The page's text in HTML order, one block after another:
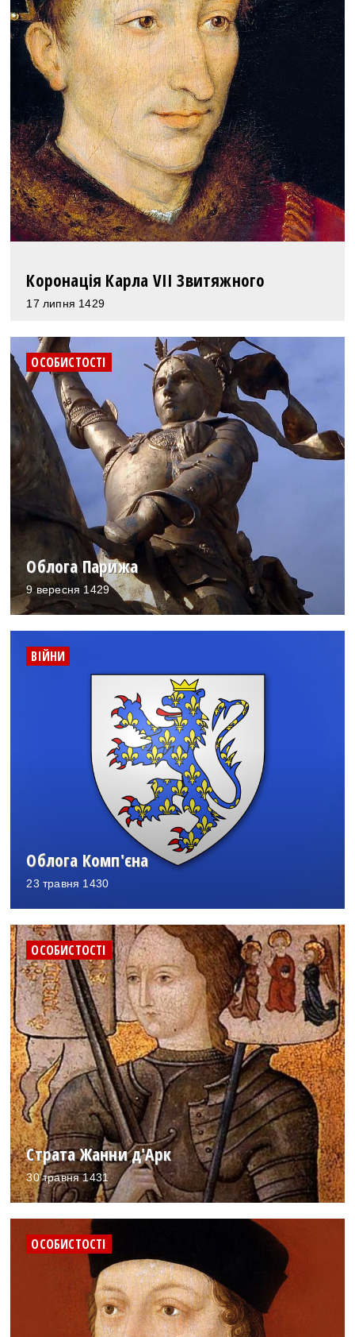
Коронація Карла VII Звитяжного
17 липня 1429
ОСОБИСТОСТІ
Облога Парижа
9 вересня 1429
ВІЙНИ
Облога Комп'єна
23 травня 1430
ОСОБИСТОСТІ
Страта Жанни д'Арк
30 травня 1431
ОСОБИСТОСТІ